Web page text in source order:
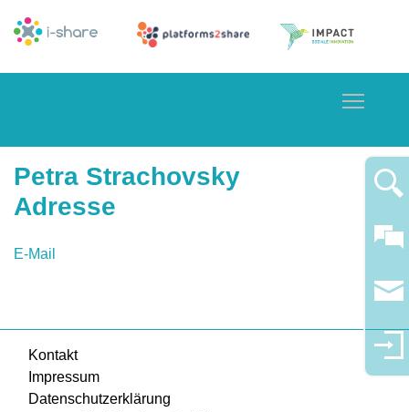
Petra Strachovsky
Adresse
E-Mail
Kontakt
Impressum
Datenschutzerklärung